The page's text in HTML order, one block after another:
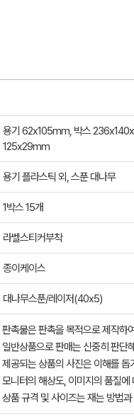
용기 62x105mm, 박스
125x29mm
용기 플라스틱 외, 스푼 대나무
1박스 15개
라벨스티커부착
종이케이스
대나무스푼/레이저(40x5)
판촉물은 판촉을 목적으로 제작하
일반상품으로 판매는 신중히 판단
제공되는 상품의 사진은 이해를
모니터의 해상도, 이미지의 품질
상품 규격 및 사이즈는 재는 방법